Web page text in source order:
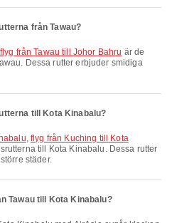
från Tawau?
flyg från Tawau till Johor Bahru är de
Dessa rutter erbjuder smidiga
till Kota Kinabalu?
,flyg från Kuching till Kota
till Kota Kinabalu. Dessa rutter
städer.
Tawau till Kota Kinabalu?